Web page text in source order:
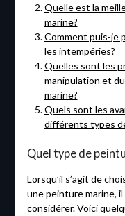
Quelle est la
marine?
Comment puis-je
les intempéries?
Quelles sont les
manipulation et
marine?
Quels sont les
différents types
Quel type de
Lorsqu’il s’agit de
une peinture marine,
considérer. Voici